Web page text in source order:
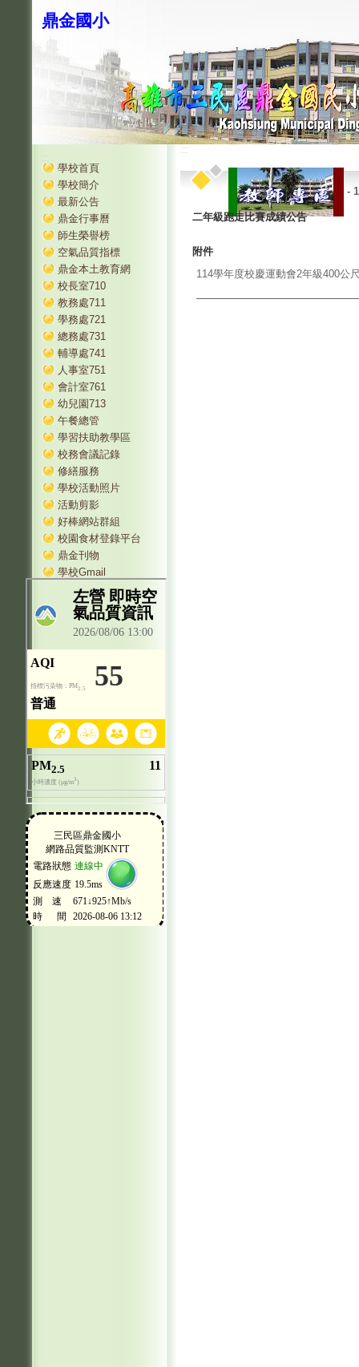
鼎金國小
:::
學校首頁
學校簡介
最新公告
鼎金行事曆
師生榮譽榜
空氣品質指標
鼎金本土教育網
校長室710
教務處711
學務處721
總務處731
輔導處741
人事室751
會計室761
幼兒園713
午餐總管
學習扶助教學區
校務會議記錄
修繕服務
學校活動照片
活動剪影
好棒網站群組
校園食材登錄平台
鼎金刊物
學校Gmail
:::
-
二年級跑走比賽成績公告
附件
114學年度校慶運動會2年級400公